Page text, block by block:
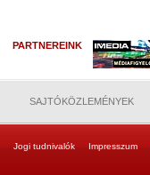
PARTNEREINK
SAJTÓKÖZLEMÉNYEK
Jogi tudnivalók Impresszum